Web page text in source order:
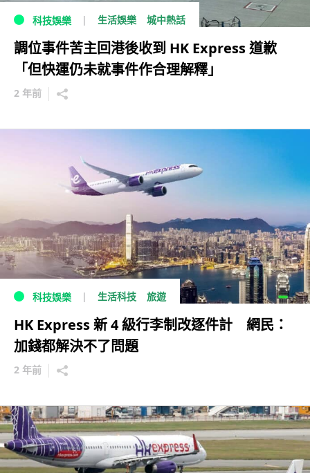
科技娛樂 生活娛樂 城中熱話
調位事件苦主回港後收到 HK Express 道歉
「但快運仍未就事件作合理解釋」
2 年前
科技娛樂 生活科技 旅遊
HK Express 新 4 級行李制改逐件計 網民：
加錢都解決不了問題
2 年前